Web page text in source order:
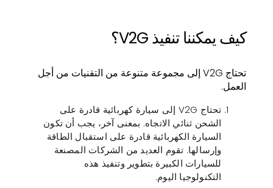
كيف يمكننا تنفيذ V2G؟
تحتاج V2G إلى مجموعة متنوعة من التقنيات من أجل
العمل.
تحتاج V2G إلى سيارة كهربائية قادرة على
الشحن ثنائي الاتجاه. بمعنى آخر، يجب أن تكون
السيارة الكهربائية قادرة على استقبال الطاقة
وإرسالها. تقوم العديد من الشركات المصنعة
للسيارات الكبيرة بتطوير وتنفيذ هذه
التكنولوجيا اليوم.